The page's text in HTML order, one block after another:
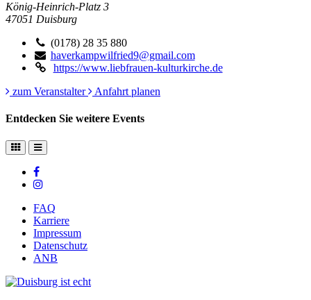
König-Heinrich-Platz 3
47051 Duisburg
(0178) 28 35 880
haverkampwilfried9@gmail.com
https://www.liebfrauen-kulturkirche.de
zum Veranstalter
Anfahrt planen
Entdecken Sie weitere Events
FAQ
Karriere
Impressum
Datenschutz
ANB